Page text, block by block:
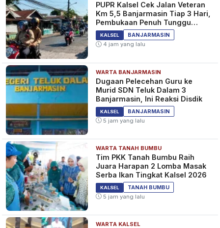
PUPR Kalsel Cek Jalan Veteran
Km 5,5 Banjarmasin Tiap 3 Hari,
Pembukaan Penuh Tunggu
Pantauan
KALSEL
BANJARMASIN
4 jam yang lalu
WARTA BANJARMASIN
Dugaan Pelecehan Guru ke
Murid SDN Teluk Dalam 3
Banjarmasin, Ini Reaksi Disdik
KALSEL
BANJARMASIN
5 jam yang lalu
WARTA TANAH BUMBU
Tim PKK Tanah Bumbu Raih
Juara Harapan 2 Lomba Masak
Serba Ikan Tingkat Kalsel 2026
KALSEL
TANAH BUMBU
5 jam yang lalu
WARTA KALSEL